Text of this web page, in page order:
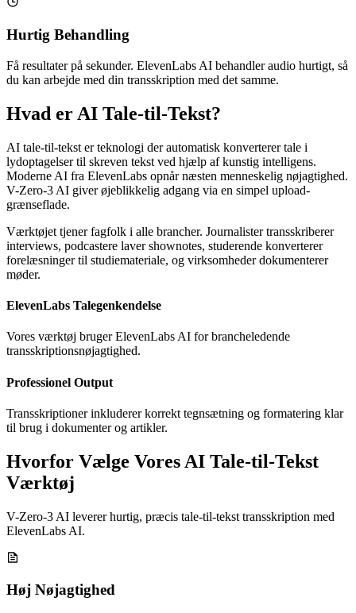
Hurtig Behandling
Få resultater på sekunder. ElevenLabs AI behandler audio hurtigt, så
du kan arbejde med din transskription med det samme.
Hvad er AI Tale-til-Tekst?
AI tale-til-tekst er teknologi der automatisk konverterer tale i
lydoptagelser til skreven tekst ved hjælp af kunstig intelligens.
Moderne AI fra ElevenLabs opnår næsten menneskelig nøjagtighed.
V-Zero-3 AI giver øjeblikkelig adgang via en simpel upload-
grænseflade.
Værktøjet tjener fagfolk i alle brancher. Journalister transskriberer
interviews, podcastere laver shownotes, studerende konverterer
forelæsninger til studiemateriale, og virksomheder dokumenterer
møder.
ElevenLabs Talegenkendelse
Vores værktøj bruger ElevenLabs AI for brancheledende
transskriptionsnøjagtighed.
Professionel Output
Transskriptioner inkluderer korrekt tegnsætning og formatering klar
til brug i dokumenter og artikler.
Hvorfor Vælge Vores AI Tale-til-Tekst
Værktøj
V-Zero-3 AI leverer hurtig, præcis tale-til-tekst transskription med
ElevenLabs AI.
Høj Nøjagtighed